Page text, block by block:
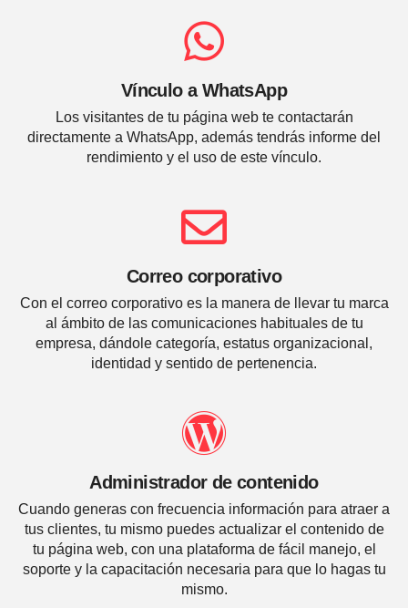
Vínculo a WhatsApp
Los visitantes de tu página web te contactarán
directamente a WhatsApp, además tendrás informe del
rendimiento y el uso de este vínculo.
Correo corporativo
Con el correo corporativo es la manera de llevar tu marca
al ámbito de las comunicaciones habituales de tu
empresa, dándole categoría, estatus organizacional,
identidad y sentido de pertenencia.
Administrador de contenido
Cuando generas con frecuencia información para atraer a
tus clientes, tu mismo puedes actualizar el contenido de
tu página web, con una plataforma de fácil manejo, el
soporte y la capacitación necesaria para que lo hagas tu
mismo.